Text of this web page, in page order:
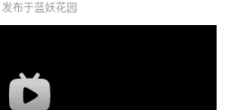
布于蓝妖花园